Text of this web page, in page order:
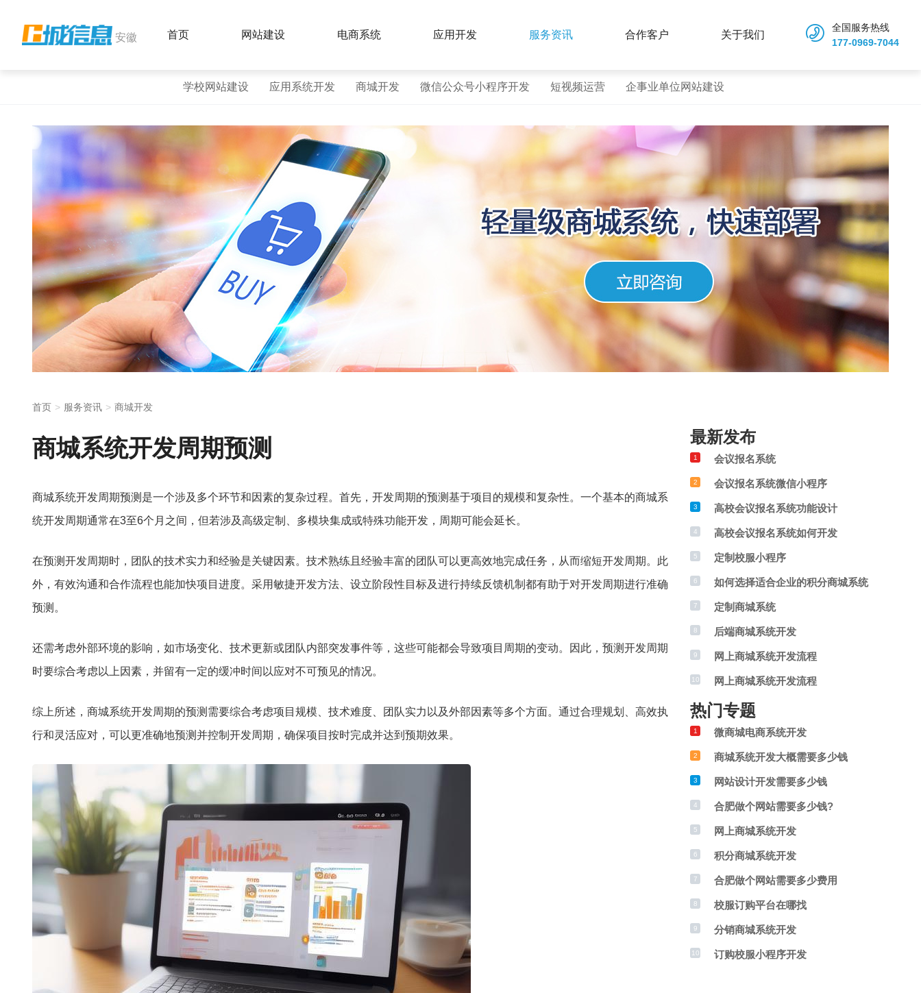
安徽 首页 网站建设 电商系统 应用开发 服务资讯 合作客户 关于我们
全国服务热线
177-0969-7044
学校网站建设 应用系统开发 商城开发 微信公众号小程序开发 短视频运营 企事业单位网站建设
首页 服务资讯 商城开发
商城系统开发周期预测
商城系统开发周期预测是一个涉及多个环节和因素的复杂过程。首先，开发周期的预测基于项目的规模和复杂性。一个基本的商城系
统开发周期通常在3至6个月之间，但若涉及高级定制、多模块集成或特殊功能开发，周期可能会延长。
在预测开发周期时，团队的技术实力和经验是关键因素。技术熟练且经验丰富的团队可以更高效地完成任务，从而缩短开发周期。此
外，有效沟通和合作流程也能加快项目进度。采用敏捷开发方法、设立阶段性目标及进行持续反馈机制都有助于对开发周期进行准确
预测。
还需考虑外部环境的影响，如市场变化、技术更新或团队内部突发事件等，这些可能都会导致项目周期的变动。因此，预测开发周期
时要综合考虑以上因素，并留有一定的缓冲时间以应对不可预见的情况。
综上所述，商城系统开发周期的预测需要综合考虑项目规模、技术难度、团队实力以及外部因素等多个方面。通过合理规划、高效执
行和灵活应对，可以更准确地预测并控制开发周期，确保项目按时完成并达到预期效果。
最新发布
1 会议报名系统
2 会议报名系统微信小程序
3 高校会议报名系统功能设计
4 高校会议报名系统如何开发
5 定制校服小程序
6 如何选择适合企业的积分商城系统
7 定制商城系统
8 后端商城系统开发
9 网上商城系统开发流程
10 网上商城系统开发流程
热门专题
1 微商城电商系统开发
2 商城系统开发大概需要多少钱
3 网站设计开发需要多少钱
4 合肥做个网站需要多少钱?
5 网上商城系统开发
6 积分商城系统开发
7 合肥做个网站需要多少费用
8 校服订购平台在哪找
9 分销商城系统开发
10 订购校服小程序开发